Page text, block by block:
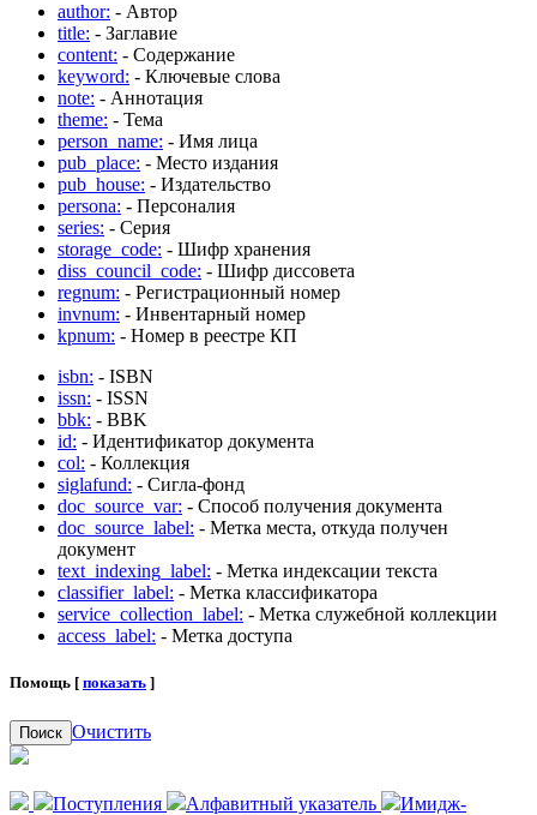
author: - Автор
title: - Заглавие
content: - Содержание
keyword: - Ключевые слова
note: - Аннотация
theme: - Тема
person_name: - Имя лица
pub_place: - Место издания
pub_house: - Издательство
persona: - Персоналия
series: - Серия
storage_code: - Шифр хранения
diss_council_code: - Шифр диссовета
regnum: - Регистрационный номер
invnum: - Инвентарный номер
kpnum: - Номер в реестре КП
isbn: - ISBN
issn: - ISSN
bbk: - BBK
id: - Идентификатор документа
col: - Коллекция
siglafund: - Сигла-фонд
doc_source_var: - Способ получения документа
doc_source_label: - Метка места, откуда получен
документ
text_indexing_label: - Метка индексации текста
classifier_label: - Метка классификатора
service_collection_label: - Метка служебной коллекции
access_label: - Метка доступа
Помощь [ показать ]
Поиск Очистить
Поступления Алфавитный указатель
Имидж-